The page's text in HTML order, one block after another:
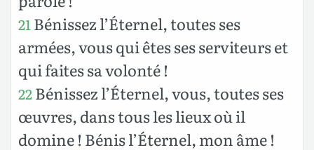
21 Bénissez l’Éternel, toutes ses
armées, vous qui êtes ses serviteurs et
qui faites sa volonté !
22Bénissez l’Éternel, vous, toutes ses
œuvres, dans tous les lieux où il
domine ! Bénis l’Éternel, mon âme !